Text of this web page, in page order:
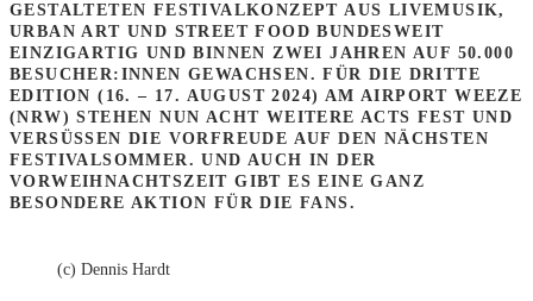
GESTALTETEN FESTIVALKONZEPT AUS LIVEMUSIK,
URBAN ART UND STREET FOOD BUNDESWEIT
EINZIGARTIG UND BINNEN ZWEI JAHREN AUF 50.000
BESUCHER:INNEN GEWACHSEN. FÜR DIE DRITTE
EDITION (16. – 17. AUGUST 2024) AM AIRPORT WEEZE
(NRW) STEHEN NUN ACHT WEITERE ACTS FEST UND
VERSÜSSEN DIE VORFREUDE AUF DEN NÄCHSTEN F
ESTIVALSOMMER. UND AUCH IN DER V
ORWEIHNACHTSZEIT GIBT ES EINE GANZ B
ESONDERE AKTION FÜR DIE FANS.
(c) Dennis Hardt